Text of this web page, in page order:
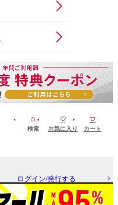
検索 お気に入り カート
ログイン/発行する